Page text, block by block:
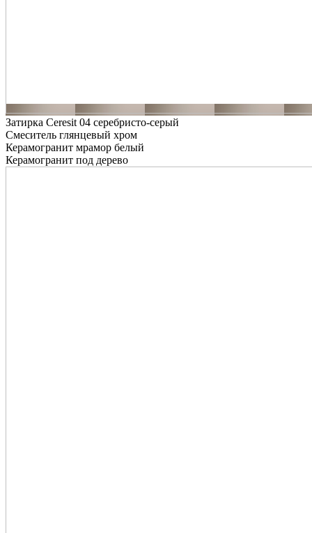
Затирка Ceresit 04 серебристо-серый
Смеситель глянцевый хром
Керамогранит мрамор белый
Керамогранит под дерево